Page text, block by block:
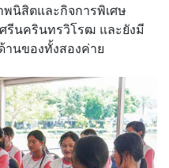
พนิสิตและกิจการพิเศษ
นครินทรวิโรฒ และยังมี
านของทั้งสองค่าย